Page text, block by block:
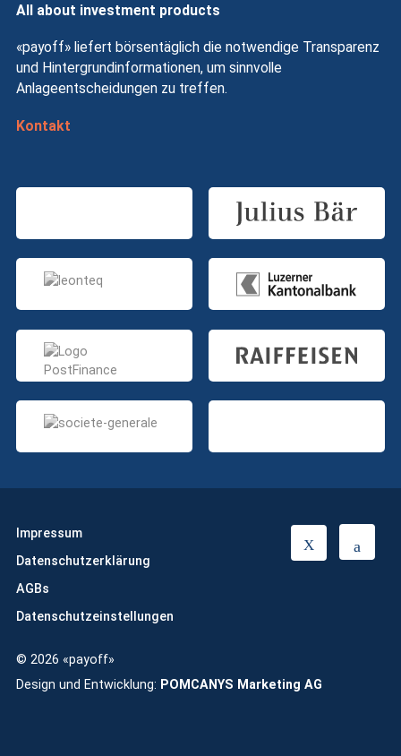
All about investment products
«payoff» liefert börsentäglich die notwendige Transparenz
und Hintergrundinformationen, um sinnvolle
Anlageentscheidungen zu treffen.
Kontakt
Impressum
Datenschutzerklärung
AGBs
Datenschutzeinstellungen
© 2026 «payoff»
Design und Entwicklung: POMCANYS Marketing AG
L
n
T